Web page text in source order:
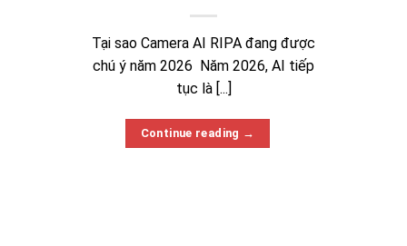
Tại sao Camera AI RIPA đang được
chú ý năm 2026 Năm 2026, AI tiếp
tục là [...]
Continue reading →